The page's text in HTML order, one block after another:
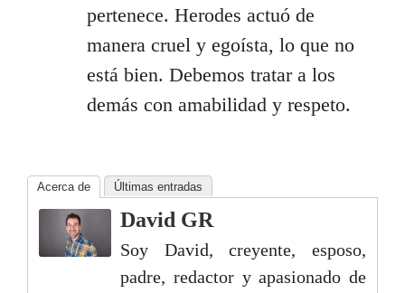
pertenece. Herodes actuó de
manera cruel y egoísta, lo que no
está bien. Debemos tratar a los
demás con amabilidad y respeto.
Acerca de Últimas entradas
David GR
Soy David, creyente, esposo,
padre, redactor y apasionado de